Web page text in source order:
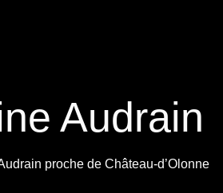
Audrain
proche de Château-d’Olonne